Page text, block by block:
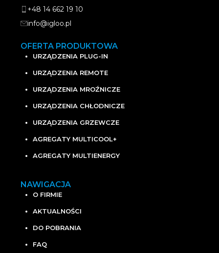
+48 14 662 19 10
info@igloo.pl
OFERTA PRODUKTOWA
URZĄDZENIA PLUG-IN
URZĄDZENIA REMOTE
URZĄDZENIA MROŹNICZE
URZĄDZENIA CHŁODNICZE
URZĄDZENIA GRZEWCZE
AGREGATY MULTICOOL+
AGREGATY MULTIENERGY
NAWIGACJA
O FIRMIE
AKTUALNOŚCI
DO POBRANIA
FAQ